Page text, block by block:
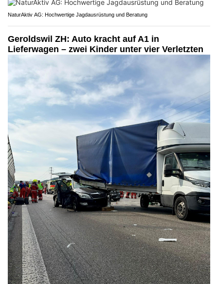
NaturAktiv AG: Hochwertige Jagdausrüstung und Beratung
Geroldswil ZH: Auto kracht auf A1 in
Lieferwagen – zwei Kinder unter vier Verletzten